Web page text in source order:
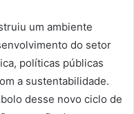
um ambiente
do setor
políticas públicas
a sustentabilidade.
desse novo ciclo de